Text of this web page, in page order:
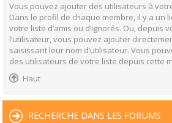
Vous pouvez ajouter des utilisateurs à
Dans le profil de chaque membre, il y a un
votre liste d’amis ou d’ignorés. Ou, depuis
l’utilisateur, vous pouvez ajouter
saisissant leur nom d’utilisateur. Vous
des utilisateurs de votre liste depuis cette
Haut
RECHERCHE DANS LES FORUMS